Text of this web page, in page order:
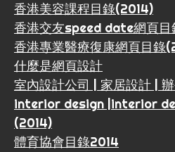
香港美容課程目錄(2014)
香港交友speed date網頁目
香港專業醫療復康網頁目錄
什麼是網頁設計
室內設計公司 | 家居設計 |
interior design |interior
(2014)
體育協會目錄2014